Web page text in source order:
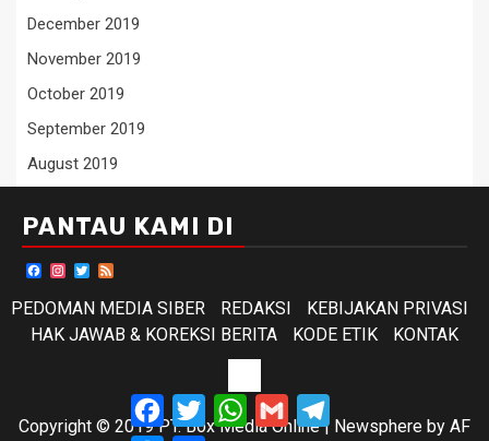
December 2019
November 2019
October 2019
September 2019
August 2019
PANTAU KAMI DI
Facebook
Instagram
Twitter
PEDOMAN MEDIA SIBER
REDAKSI
KEBIJAKAN PRIVASI
HAK JAWAB & KOREKSI BERITA
KODE ETIK KONTAK
ETIK
Copyright © 2019 PT. Box Media Online| Newsphere by AF
Facebook
TwitterWhatsApp
Gmail